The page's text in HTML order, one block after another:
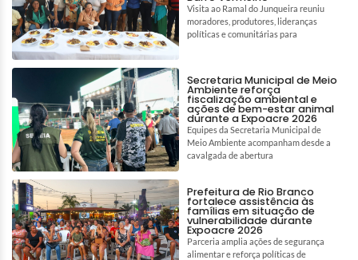
Visita ao Ramal do Junqueira reuniu
moradores, produtores, lideranças
políticas e comunitárias para
Secretaria Municipal de Meio
Ambiente reforça
fiscalização ambiental e
ações de bem-estar animal
durante a Expoacre 2026
Equipes da Secretaria Municipal de
Meio Ambiente acompanham desde a
cavalgada de abertura
Prefeitura de Rio Branco
fortalece assistência às
famílias em situação de
vulnerabilidade durante
Expoacre 2026
Parceria amplia ações de segurança
alimentar e reforça políticas de